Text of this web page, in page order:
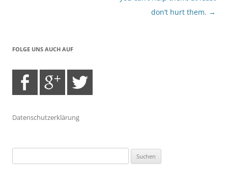
don’t hurt them. →
FOLGE UNS AUCH AUF
Datenschutzerklärung
nach: